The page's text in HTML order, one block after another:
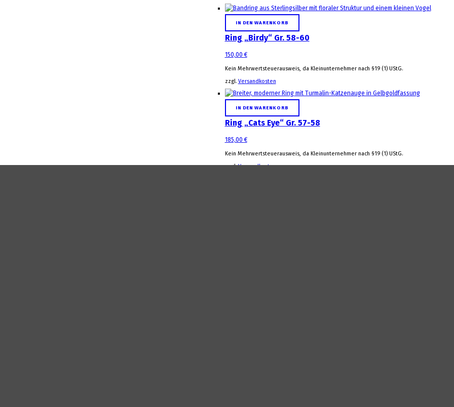
IN DEN WARENKORB
Ring „Birdy“ Gr. 58-60
150,00€
Kein Mehrwertsteuerausweis, da Kleinunternehmer nach §19 (1) UStG.
zzgl. Versandkosten
IN DEN WARENKORB
Ring „Cats Eye“ Gr. 57-58
185,00€
Kein Mehrwertsteuerausweis, da Kleinunternehmer nach §19 (1) UStG.
zzgl.Versandkosten